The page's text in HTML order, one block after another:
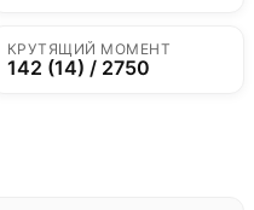
КРУТЯЩИЙ МОМЕНТ
142 (14) / 2750